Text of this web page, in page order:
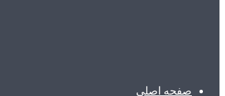
صفحه اصلی